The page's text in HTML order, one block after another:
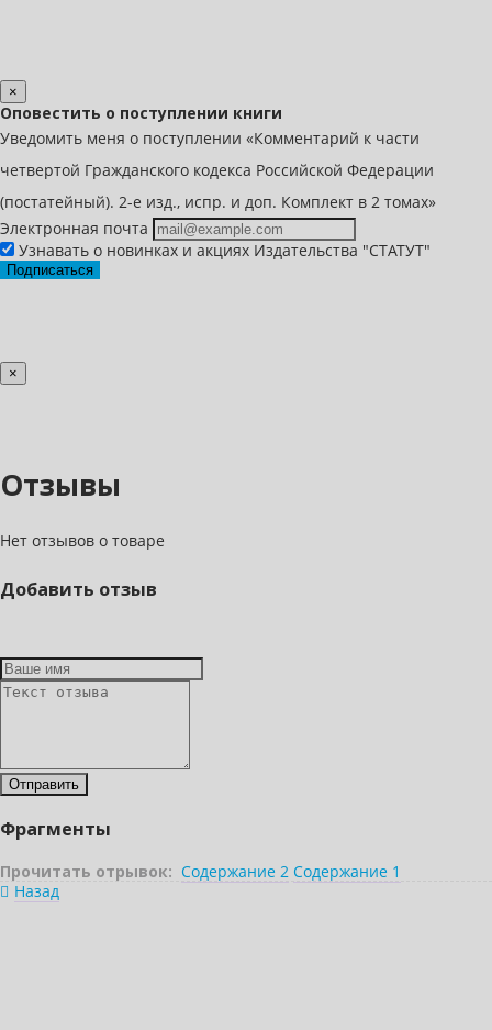
×
Оповестить о поступлении книги
Уведомить меня о поступлении «Комментарий к части
четвертой Гражданского кодекса Российской Федерации
(постатейный). 2-е изд., испр. и доп. Комплект в 2 томах»
Электронная почта
Узнавать о новинках и акциях Издательства "СТАТУТ"
Подписаться
×
Отзывы
Нет отзывов о товаре
Добавить отзыв
Фрагменты
Прочитать отрывок: Содержание 2 Содержание 1
Назад